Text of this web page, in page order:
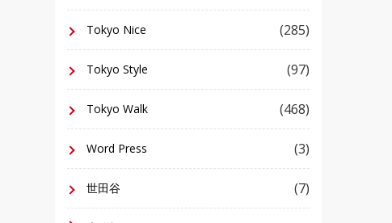
Tokyo Nice (285)
Tokyo Style (97)
Tokyo Walk (468)
Word Press (3)
世田谷 (7)